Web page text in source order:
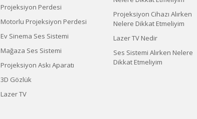
Projeksiyon Perdesi
Motorlu Projeksiyon Perdesi
Ev Sinema Ses Sistemi
Mağaza Ses Sistemi
Projeksiyon Askı Aparatı
3D Gözlük
Lazer TV
Projeksiyon Cihazı Alırken
Nelere Dikkat Etmeliyim
Lazer TV Nedir
Ses Sistemi Alırken Nelere
Dikkat Etmeliyim